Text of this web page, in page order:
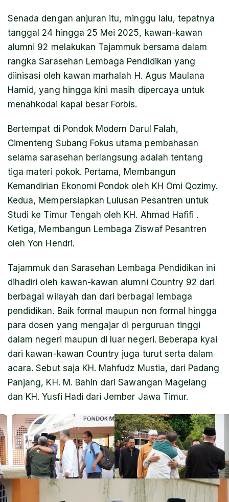
Senada dengan anjuran itu, minggu lalu, tepatnya
tanggal 24 hingga 25 Mei 2025, kawan-kawan
alumni 92 melakukan Tajammuk bersama dalam
rangka Sarasehan Lembaga Pendidikan yang
diinisasi oleh kawan marhalah H. Agus Maulana
Hamid, yang hingga kini masih dipercaya untuk
menahkodai kapal besar Forbis.
Bertempat di Pondok Modern Darul Falah,
Cimenteng Subang Fokus utama pembahasan
selama sarasehan berlangsung adalah tentang
tiga materi pokok. Pertama, Membangun
Kemandirian Ekonomi Pondok oleh KH Omi Qozimy.
Kedua, Mempersiapkan Lulusan Pesantren untuk
Studi ke Timur Tengah oleh KH. Ahmad Hafifi .
Ketiga, Membangun Lembaga Ziswaf Pesantren
oleh Yon Hendri.
Tajammuk dan Sarasehan Lembaga Pendidikan ini
dihadiri oleh kawan-kawan alumni Country 92 dari
berbagai wilayah dan dari berbagai lembaga
pendidikan. Baik formal maupun non formal hingga
para dosen yang mengajar di perguruan tinggi
dalam negeri maupun di luar negeri. Beberapa kyai
dari kawan-kawan Country juga turut serta dalam
acara. Sebut saja KH. Mahfudz Mustia, dari Padang
Panjang, KH. M. Bahin dari Sawangan Magelang
dan KH. Yusfi Hadi dari Jember Jawa Timur.